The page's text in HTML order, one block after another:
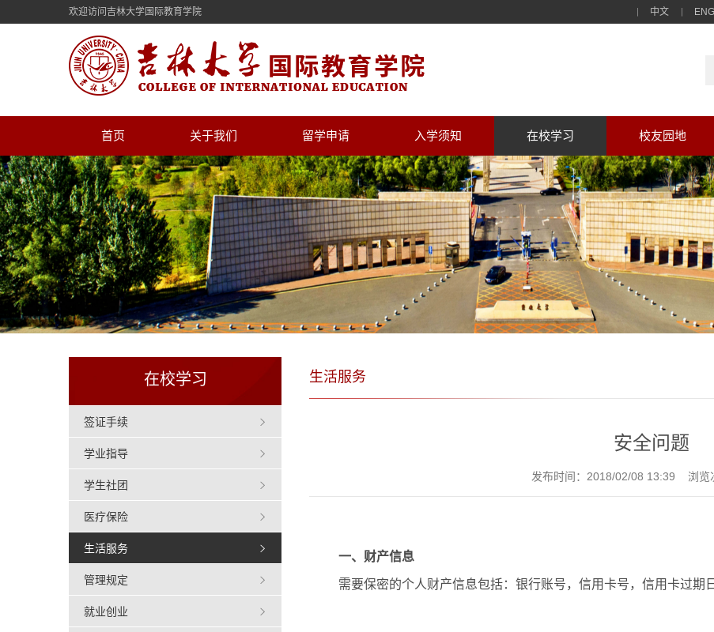
欢迎访问吉林大学国际教育学院 中文
首页 关于我们 留学申请 入学须知 在校学习 校友园地
在校学习
签证手续
学业指导
学生社团
医疗保险
生活服务
管理规定
就业创业
生活服务
安全问题
发布时间：2018/02/08 13:39 浏览
一、 财产信息
需要保密的个人财产信息包括：银行账号，信用卡号，信用卡过期